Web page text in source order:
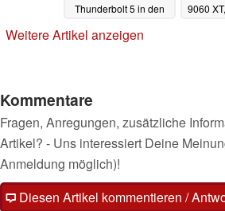
Thunderbolt 5 in den
9060
Weitere Artikel anzeigen
Kommentare
Fragen, Anregungen, zusätzliche
Artikel? - Uns interessiert Deine
Anmeldung möglich)!
Diesen Artikel kommentieren /